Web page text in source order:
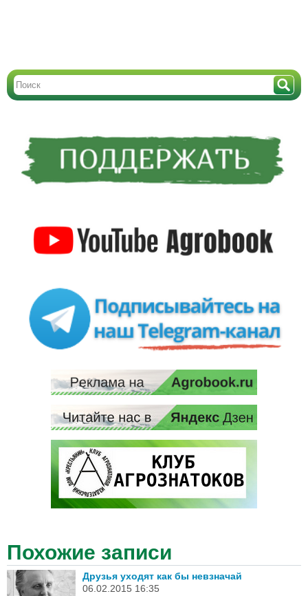
Похожие записи
Друзья уходят как бы невзначай
06.02.2015 16:35